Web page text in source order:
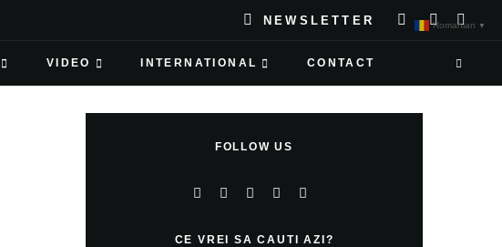
NEWSLETTER
VIDEO INTERNATIONAL CONTACT
FOLLOW US
CE VREI SA CAUTI AZI?
Romanian ▼